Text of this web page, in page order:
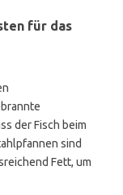
für das
der Fisch beim
sind
Fett, um